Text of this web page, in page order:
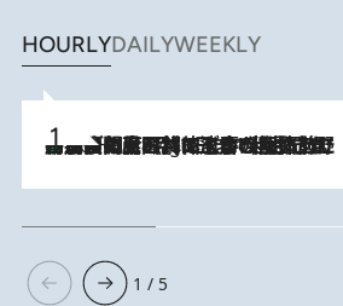
HOURLYDAILYWEEKLY
10 Hours Ago
「最後に見られてよかった」上野動物園の東園パンダ舎が解体前に特別公開。8月16日まで延長されたパネル展と共に辿る“半世紀”のパンダ飼育《解体工事の図面あり》
1 / 5